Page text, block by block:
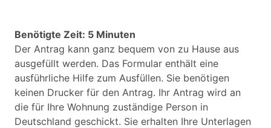
Benötigte Zeit: 5 Minuten
Der Antrag kann ganz bequem von zu Hause aus
ausgefüllt werden. Das Formular enthält eine
ausführliche Hilfe zum Ausfüllen. Sie benötigen
keinen Drucker für den Antrag. Ihr Antrag wird an
die für Ihre Wohnung zuständige Person in
Deutschland geschickt. Sie erhalten Ihre Unterlagen